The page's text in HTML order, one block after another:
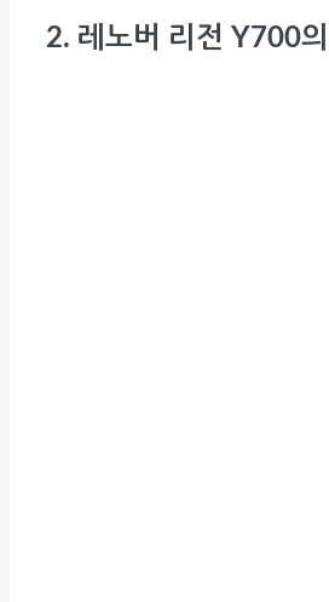
2. 레노버 리전 Y700